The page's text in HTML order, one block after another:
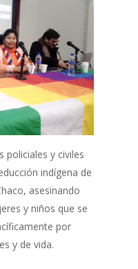
policiales y civiles
indígena de
asesinando
y niños que se
por
y de vida.